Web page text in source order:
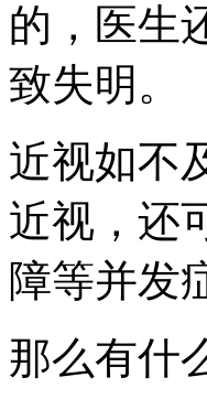
的，医生
致失明。
近视如不
近视，还
障等并发
那么有什